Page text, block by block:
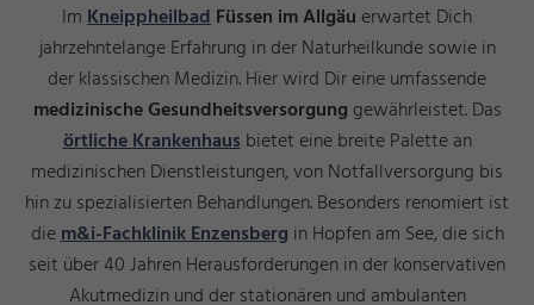
ImKneippheilbadFüssen im Allgäu erwartet Dich
jahrzehntelange Erfahrung in der Naturheilkunde sowie in
der klassischen Medizin. Hier wird Dir eine umfassende
medizinische Gesundheitsversorgung gewährleistet. Das
örtliche Krankenhausbietet eine breite Palette an
medizinischen Dienstleistungen, von Notfallversorgung bis
hin zu spezialisierten Behandlungen. Besonders renomiert ist
diem&i-Fachklinik Enzensberg in Hopfen am See, die sich
seit über 40 Jahren Herausforderungen in der konservativen
Akutmedizin und der stationären und ambulanten